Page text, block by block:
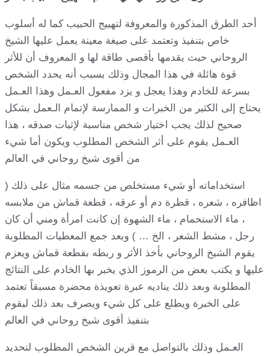
أحد الطرق المذكورة والمعروفة لتهييج الحبيب كما له أسلوب
خاص بتنفيذ وتعتمد على صيغة معينة يعمل عليها الشيخ
الروحاني حيث يقدمها بأقصى طاقة لها و المعروف أن للأثر
قوة هائلة في هذا المجال وذلك بسبب أنه يحدد الشخص
بسرعة للخادم وهذا يعجل و يزد مفعول العـمل وهذا العـمل
يحتاج إلى الكثير من الخبرات و الممارسة لإتمام الـعمل بشكل
صحيح لذلك يجب اختيار شخص مناسبة لإثبات صدقه ، هذا
العـمل يقوم على أثر الشخص المطلوب ويكون أما شيء
من أقوى شيخ روحاني في العالم
استخداماته أو شيء مستخلص من جسمه مثال على ذلك (
اظافره ، شعره ، قطرة دم أو عرقه ، قطعة قماش من ملابسه
، ماء الاستحمام ، ماء الشهوة إن كانت امرأة ومني أن كان
رجل ، مشط الشعر ، الخ … ) وبعد جمع المعطيات المطلوبة
يقوم الشيخ الروحاني بأخذ الأثر و ربطه بقطعة قماش ويعزم
عليها و يكتب بعض من الرموز الذي يخبر بها الخادم على النتائج
المطلوبة وبعد ذلك يناديه عبرة تعويذة محضرة مسبقاً تعتمد
على الخبرة ويطلع على كل شيء ويصرف بعد ذلك ليقوم
بتنفيذ أقوى شيخ روحاني في العالم
العـمل وذلك بالتواصل مع قرين الشخص المطلوب لتحديد